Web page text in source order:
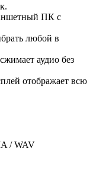
ПК с
любой в
аудио без
отображает всю
/ WAV